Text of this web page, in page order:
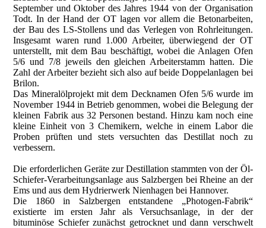
September und Oktober des Jahres 1944 von der Organisation
Todt. In der Hand der OT lagen vor allem die Betonarbeiten,
der Bau des LS-Stollens und das Verlegen von Rohrleitungen.
Insgesamt waren rund 1.000 Arbeiter, überwiegend der OT
unterstellt, mit dem Bau beschäftigt, wobei die Anlagen Ofen
5/6 und 7/8 jeweils den gleichen Arbeiterstamm hatten. Die
Zahl der Arbeiter bezieht sich also auf beide Doppelanlagen bei
Brilon.
Das Mineralölprojekt mit dem Decknamen Ofen 5/6 wurde im
November 1944 in Betrieb genommen, wobei die Belegung der
kleinen Fabrik aus 32 Personen bestand. Hinzu kam noch eine
kleine Einheit von 3 Chemikern, welche in einem Labor die
Proben prüften und stets versuchten das Destillat noch zu
verbessern.
Die erforderlichen Geräte zur Destillation stammten von der Öl-
Schiefer-Verarbeitungsanlage aus Salzbergen bei Rheine an der
Ems und aus dem Hydrierwerk Nienhagen bei Hannover.
Die 1860 in Salzbergen entstandene „Photogen-Fabrik“
existierte im ersten Jahr als Versuchsanlage, in der der
bituminöse Schiefer zunächst getrocknet und dann verschwelt